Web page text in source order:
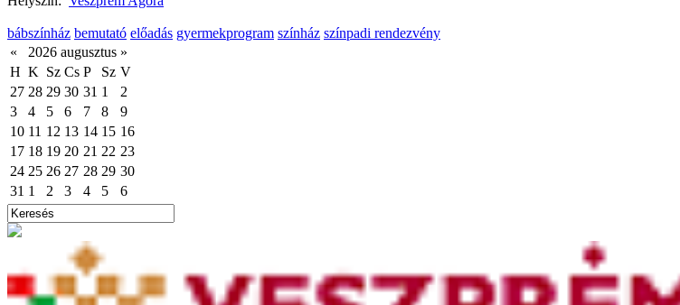
bábszínház bemutató előadás gyermekprogram színház színpadi rendezvény
«
2026 augusztus »
H K Sz Cs P Sz V
27 28 29 30 31 1
2
3
4 5 6 7 8
9
10 11 12 13 14 15 16
17 18 19 20 21 22 23
24 25 26 27 28 29 30
31 1 2 3 4 5 6